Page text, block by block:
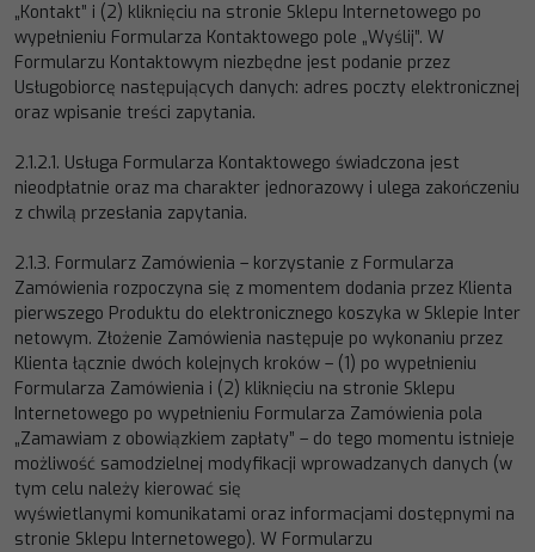
„Kontakt” i (2) kliknięciu na stronie Sklepu Internetowego po
wypełnieniu Formularza Kontaktowego pole „Wyślij”. W
Formularzu Kontaktowym niezbędne jest podanie przez
Usługobiorcę następujących danych: adres poczty elektronicznej
oraz wpisanie treści zapytania.
2.1.2.1. Usługa Formularza Kontaktowego świadczona jest
nieodpłatnie oraz ma charakter jednorazowy i ulega zakończeniu
z chwilą przesłania zapytania.
2.1.3. Formularz Zamówienia – korzystanie z Formularza
Zamówienia rozpoczyna się z momentem dodania przez Klienta
pierwszego Produktu do elektronicznego koszyka w Sklepie Inter
netowym. Złożenie Zamówienia następuje po wykonaniu przez
Klienta łącznie dwóch kolejnych kroków – (1) po wypełnieniu
Formularza Zamówienia i (2) kliknięciu na stronie Sklepu
Internetowego po wypełnieniu Formularza Zamówienia pola
„Zamawiam z obowiązkiem zapłaty” – do tego momentu istnieje
możliwość samodzielnej modyfikacji wprowadzanych danych (w
tym celu należy kierować się
wyświetlanymi komunikatami oraz informacjami dostępnymi na
stronie Sklepu Internetowego). W Formularzu